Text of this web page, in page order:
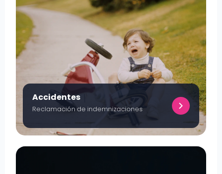
Accidentes
Reclamación de indemnizaciones